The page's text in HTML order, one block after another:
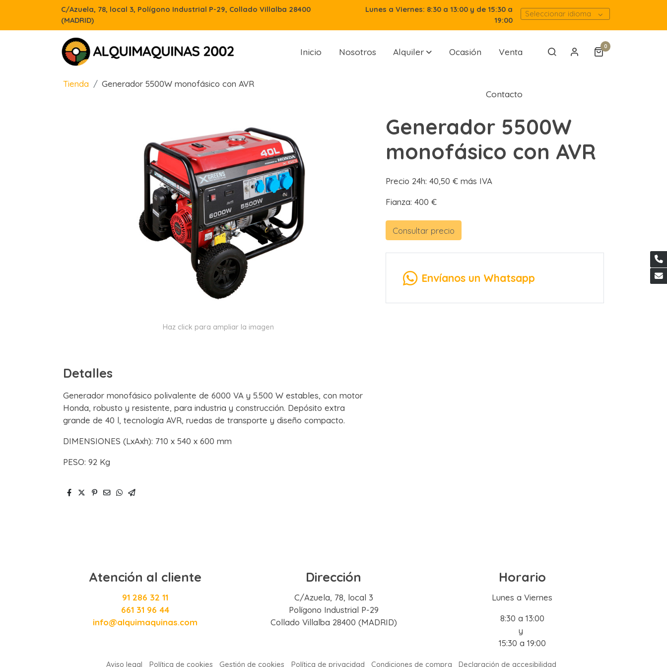
C/Azuela, 78, local 3, Polígono Industrial P-29, Collado Villalba 28400
(MADRID)
Lunes a Viernes: 8:30 a 13:00 y de 15:30 a
19:00
Seleccionar idioma
Inicio Nosotros Alquiler Ocasión Venta
Contacto
0
Tienda Generador 5500W monofásico con AVR
Haz click para ampliar la imagen
Detalles
Generador monofásico polivalente de 6000 VA y 5.500 W estables, con motor
Honda, robusto y resistente, para industria y construcción. Depósito extra
grande de 40 l, tecnología AVR, ruedas de transporte y diseño compacto.
DIMENSIONES (LxAxh): 710 x 540 x 600 mm
PESO: 92 Kg
Generador 5500W
monofásico con AVR
Precio 24h: 40,50 € más IVA
Fianza: 400 €
Consultar precio
Envíanos un Whatsapp
Atención al cliente
91 286 32 11
661 31 96 44
info@alquimaquinas.com
Dirección
C/Azuela, 78, local 3
Polígono Industrial P-29
Collado Villalba 28400 (MADRID)
Horario
Lunes a Viernes
8:30 a 13:00
y
15:30 a 19:00
Aviso legal Política de cookies Gestión de cookies Política de privacidad Condiciones de compra Declaración de accesibilidad